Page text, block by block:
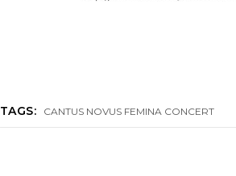
TAGS: CANTUS NOVUS FEMINA CONCERT